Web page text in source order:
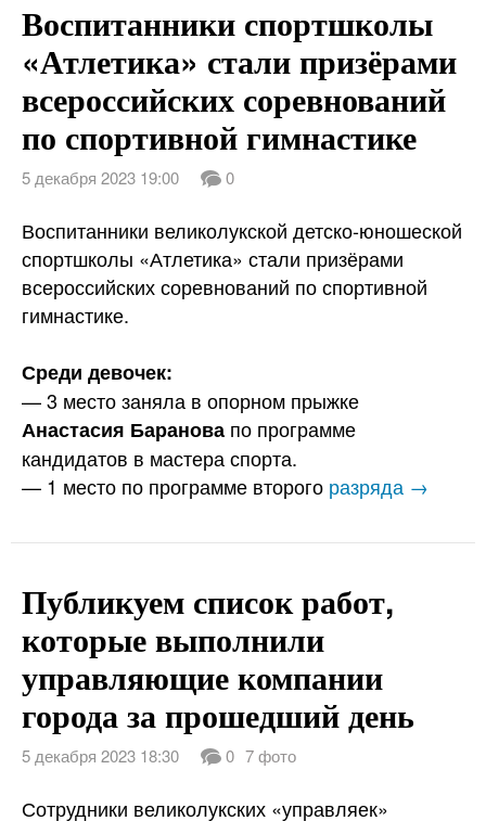
Воспитанники спортшколы
«Атлетика» стали призёрами
всероссийских соревнований
по спортивной гимнастике
5 декабря 2023 19:00 0
Воспитанники великолукской детско-юношеской
спортшколы «Атлетика» стали призёрами
всероссийских соревнований по спортивной
гимнастике.
Среди девочек:
— 3 место заняла в опорном прыжке
Анастасия Баранова по программе
кандидатов в мастера спорта.
— 1 место по программе второго разряда →
Публикуем список работ,
которые выполнили
управляющие компании
города за прошедший день
5 декабря 2023 18:30 0 7 фото
Сотрудники великолукских «управляек»